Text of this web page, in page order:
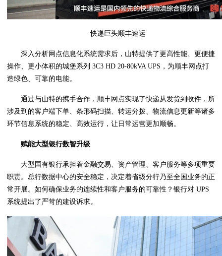
快递巨头顺丰速运
深入分析网点信息化系统需求后，山特提供了更高性能、更便捷
操作、更小体积的城堡系列 3C3 HD 20-80kVA UPS，为顺丰网点打
造绿色、可靠的电能。
通过与山特的携手合作，顺丰网点实现了快递从发货到收件，所
涉及到的客户端下单、条形码扫描、转运分拨、物流信息更新等诸多
环节信息系统的稳定、高效运行，让日常运营更加顺畅。
赋能大型银行数智升级
大型国有银行承担着金融交易、资产管理、客户服务等多项重要
职责。总行数据中心的安全稳定，决定着省级分行乃至全国业务的正
常开展。如何确保业务的连续性和客户服务的可靠性？银行对 UPS
系统提出了严苛的建设诉求。